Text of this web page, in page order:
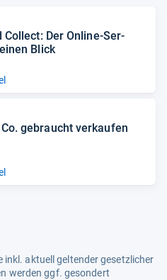
Col­lect: Der Online-​Ser­
Blick
gebraucht ver­kau­fen
inkl. aktuell geltender gesetzlicher
werden ggf. gesondert